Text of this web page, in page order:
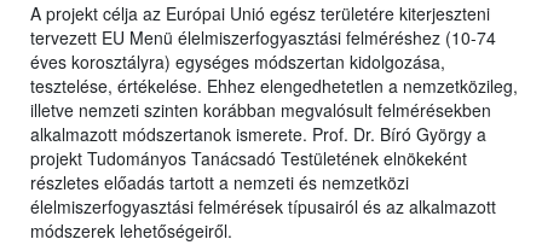
A projekt célja az Európai Unió egész területére kiterjeszteni
tervezett EU Menü élelmiszerfogyasztási felméréshez (10-74
éves korosztályra) egységes módszertan kidolgozása,
tesztelése, értékelése. Ehhez elengedhetetlen a nemzetközileg,
illetve nemzeti szinten korábban megvalósult felmérésekben
alkalmazott módszertanok ismerete. Prof. Dr. Bíró György a
projekt Tudományos Tanácsadó Testületének elnökeként
részletes előadás tartott a nemzeti és nemzetközi
élelmiszerfogyasztási felmérések típusairól és az alkalmazott
módszerek lehetőségeiről.